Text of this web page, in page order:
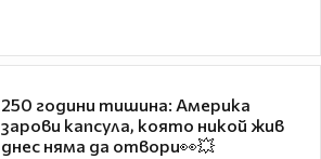
250 години тишина: Америка
зарови капсула, която никой жив
днес няма да отвори👀💥